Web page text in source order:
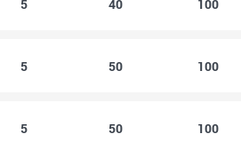
5 40 100
5 50 100
5 50 100